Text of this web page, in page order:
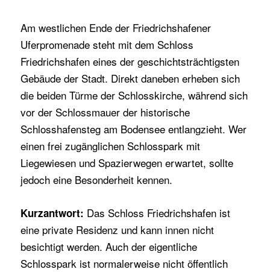
Am westlichen Ende der Friedrichshafener
Uferpromenade steht mit dem Schloss
Friedrichshafen eines der geschichtsträchtigsten
Gebäude der Stadt. Direkt daneben erheben sich
die beiden Türme der Schlosskirche, während sich
vor der Schlossmauer der historische
Schlosshafensteg am Bodensee entlangzieht. Wer
einen frei zugänglichen Schlosspark mit
Liegewiesen und Spazierwegen erwartet, sollte
jedoch eine Besonderheit kennen.
Kurzantwort: Das Schloss Friedrichshafen ist
eine private Residenz und kann innen nicht
besichtigt werden. Auch der eigentliche
Schlosspark ist normalerweise nicht öffentlich